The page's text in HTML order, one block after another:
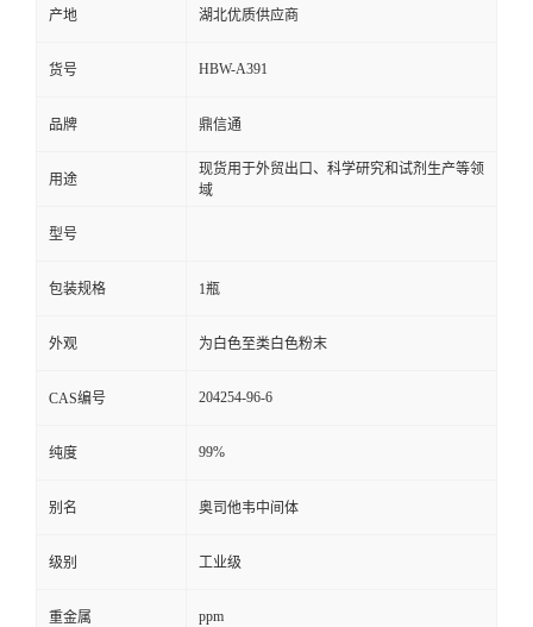
产地 湖北优质供应商
货号 HBW-A391
品牌 鼎信通
用途
现货用于外贸出口、科学研究和试剂生产等领
域
型号
包装规格 1瓶
外观 为白色至类白色粉末
CAS编号 204254-96-6
纯度 99%
别名 奥司他韦中间体
级别 工业级
重金属 ppm